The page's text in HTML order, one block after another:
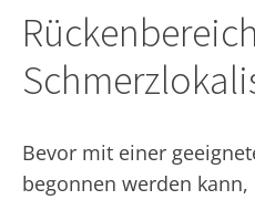
Bevor mit einer
begonnen werden